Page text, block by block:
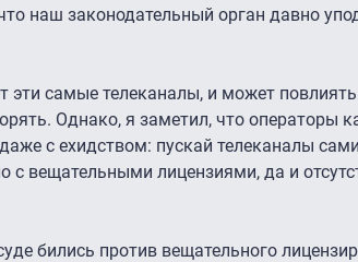
наш законодательный орган давно
эти самые телеканалы, и может
Однако, я заметил, что операторы
с ехидством: пускай телеканалы сами
с вещательными лицензиями, да и
бились против вещательного